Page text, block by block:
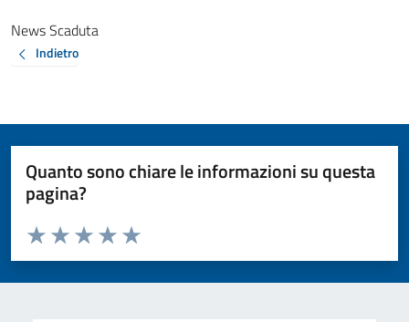
News Scaduta
Indietro
Quanto sono chiare le informazioni su questa
pagina?
Valuta da 1 a 5 stelle la pagina
Valuta 5 stelle su 5
Valuta 4 stelle su 5
Valuta 3 stelle su 5
Valuta 2 stelle su 5
Valuta 1 stelle su 5